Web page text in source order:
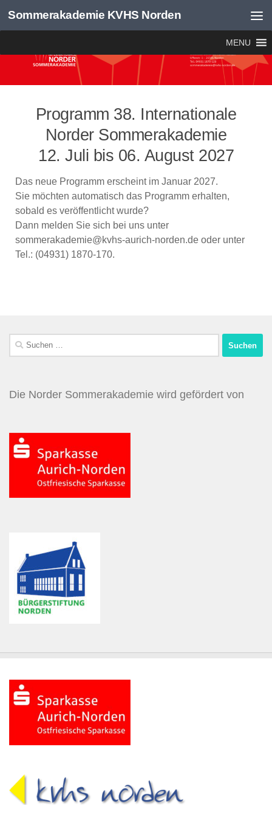
Zum Inhalt springen
Sommerakademie KVHS Norden
MENU
Programm 38. Internationale
Norder Sommerakademie
12. Juli bis 06. August 2027
Das neue Programm erscheint im Januar 2027.
Sie möchten automatisch das Programm erhalten,
sobald es veröffentlicht wurde?
Dann melden Sie sich bei uns unter
sommerakademie@kvhs-aurich-norden.de oder unter
Tel.: (04931) 1870-170.
Die Norder Sommerakademie wird gefördert von